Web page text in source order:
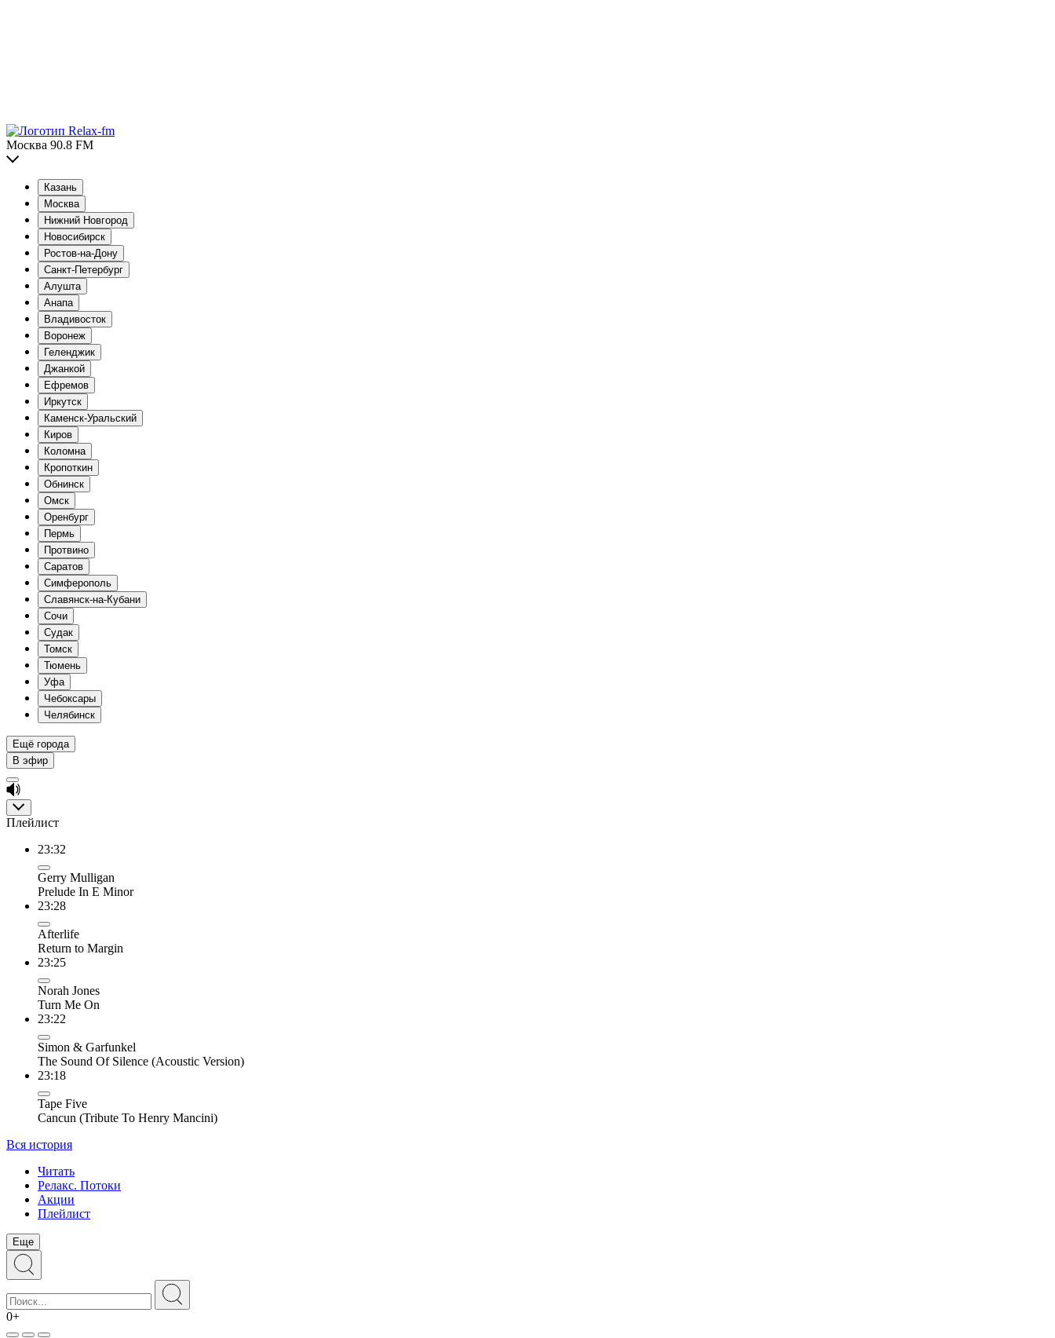
Москва 90.8 FM
Казань
Москва
Нижний Новгород
Новосибирск
Ростов-на-Дону
Санкт-Петербург
Алушта
Анапа
Владивосток
Воронеж
Геленджик
Джанкой
Ефремов
Иркутск
Каменск-Уральский
Киров
Коломна
Кропоткин
Обнинск
Омск
Оренбург
Пермь
Протвино
Саратов
Симферополь
Славянск-на-Кубани
Сочи
Судак
Томск
Тюмень
Уфа
Чебоксары
Челябинск
Ещё города
В эфир
Плейлист
23:32
Gerry Mulligan
Prelude In E Minor
23:28
Afterlife
Return to Margin
23:25
Norah Jones
Turn Me On
23:22
Simon & Garfunkel
The Sound Of Silence (Acoustic Version)
23:18
Tape Five
Cancun (Tribute To Henry Mancini)
Вся история
Читать
Релакс. Потоки
Акции
Плейлист
Еще
0+